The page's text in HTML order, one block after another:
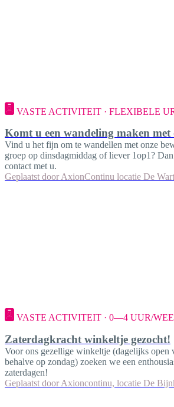
VASTE ACTIVITEIT · FLEXIBELE
Komt u een wandeling maken met
Vind u het fijn om te wandellen met onze
groep op dinsdagmiddag of liever 1op1?
contact met u.
Geplaatst door AxionContinu locatie De
VASTE ACTIVITEIT · 0—4 UUR/
Zaterdagkracht winkeltje gezocht!
Voor ons gezellige winkeltje (dagelijks open
behalve op zondag) zoeken we een
zaterdagen!
Geplaatst door Axioncontinu, locatie De